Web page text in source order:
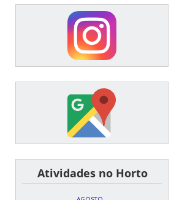
͏ ͏ ͏ ͏ ͏ ͏Atividades no Horto